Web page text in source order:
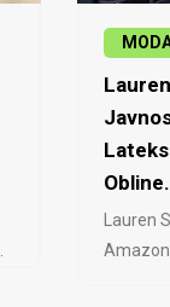
Lauren